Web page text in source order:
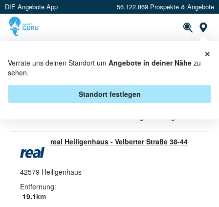
DIE Angebote App 56.122.869 Prospekte & Angebote
Verrate uns deinen Standort um Angebote in deiner Nähe zu
sehen.
Standort festlegen
×
TEE ANGEBOTE & AKTIONEN BEI
real Heiligenhaus - Velberter Straße 38-44
42579 Heiligenhaus
Entfernung:
19.1km